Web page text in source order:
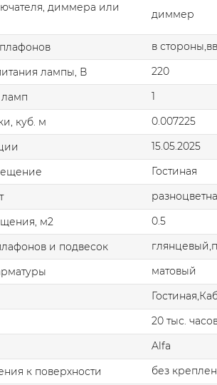
диммера или
диммер
в
лампы, В
220
1
куб. м
0.007225
15.05.2025
Гостиная
м2
0.5
и подвесок
матовый
20 тыс.
Alfa
к поверхности
без